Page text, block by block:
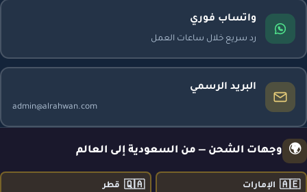
واتساب فوري
رد سريع خلال ساعات العمل
البريد الرسمي
admin@alrahwan.com
🌍 وجهات الشحن — من السعودية إلى العالم
🇦🇪 الإمارات 🇶🇦 قطر